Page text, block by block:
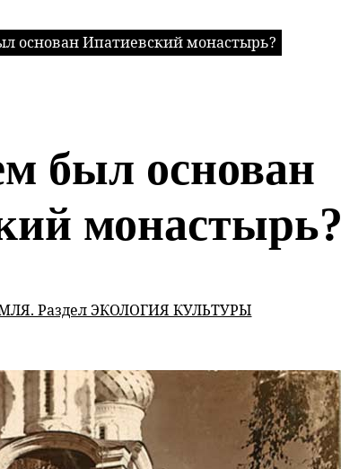
основан Ипатиевский монастырь?
был основан
монастырь?
Раздел ЭКОЛОГИЯ КУЛЬТУРЫ